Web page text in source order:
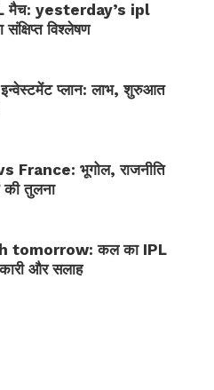
मैच: yesterday’s ipl
विश्लेषण
प्लान: लाभ, शुरुआत
France: भूगोल, राजनीति
तुलना
tomorrow: कल का IPL
और सलाह